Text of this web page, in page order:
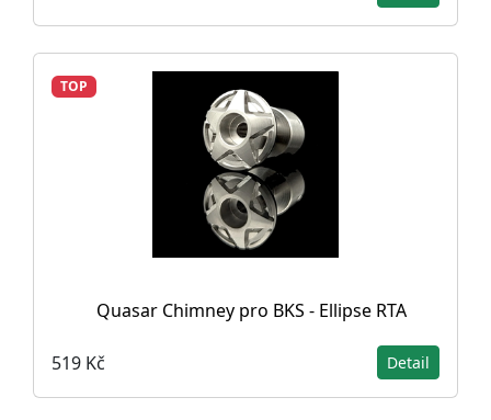
TOP
Quasar Chimney pro BKS - Ellipse RTA
519 Kč Detail